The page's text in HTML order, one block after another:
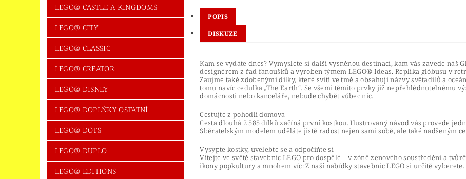
LEGO® CASTLE A KINGDOMS
LEGO® CITY
LEGO® CLASSIC
LEGO® CREATOR
LEGO® DISNEY
LEGO® DOPLŇKY OSTATNÍ
LEGO® DOTS
LEGO® DUPLO
LEGO® EDITIONS
POPIS
DISKUZE
Kam se vydáte dnes? Vymyslete si další vysněnou destinaci, kam vás zavede náš
designérem z řad fanoušků a vyroben týmem LEGO® Ideas. Replika glóbusu v
Zaujme také zdobenými dílky, které svítí ve tmě a obsahují názvy světadílů a
tomu navíc cedulka „The Earth“. Se všemi těmito prvky již nepřehlédnutelnému
domácnosti nebo kanceláře, nebude chybět vůbec nic.
Cestujte z pohodlí domova
Cesta dlouhá 2 585 dílků začíná první kostkou. Ilustrovaný návod vás provede
Sběratelským modelem uděláte jistě radost nejen sami sobě, ale také nadšeným
Vysypte kostky, uvelebte se a odpočiňte si
Vítejte ve světě stavebnic LEGO pro dospělé – v zóně zenového soustředění a
ikony popkultury a mnohem víc: Z naší nabídky stavebnic LEGO si určitě vyberete.